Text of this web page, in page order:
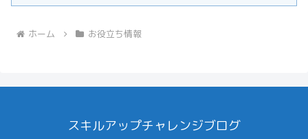
ホーム お役立ち情報
スキルアップチャレンジブログ